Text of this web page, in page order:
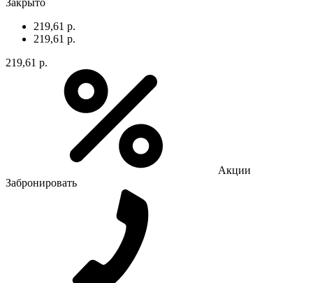
219,61 р.
219,61 р.
219,61 р.
Акции
Забронировать